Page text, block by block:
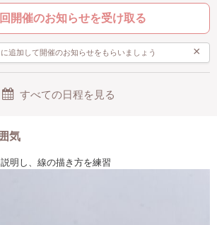
申し込みの方にはハートの素焼きのクッキーを
す。試食として食べてもらってもOK!もちろんプ
可能です。
開催のお知らせを受け取る
追加して開催のお知らせをもらいましょう ×
すべての日程を見る
気
明し、線の描き方を練習